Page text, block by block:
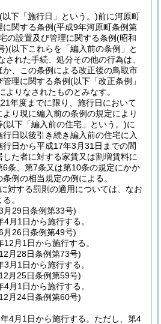
(以下「施行日」という。)前に河原町
関する条例(平成9年河原町条例第
の設置及び管理に関する条例(昭和
)(以下これらを「編入前の条例」と
された手続、処分その他の行為は、
、この条例による改正後の鳥取市
理に関する条例(以下「改正条例」
よりなされたものとみなす。
年度までに限り、施行日において
り現に編入前の条例の規定により
(以下「編入前の住宅」という。)に
行日以後引き続き編入前の住宅に入
行日から平成17年3月31日までの間
た者に対する家賃又は割増賃料に
条、第7条又は第10条の規定にかか
例の相当規定の例による。
対する罰則の適用については、なお
。
月29日条例第33号)
月1日から施行する。
月26日条例第49号)
月1日から施行する。
月28日条例第73号)
月1日から施行する。
月25日条例第59号)
月1日から施行する。
月24日条例第60号)
4月1日から施行する。 ただし、第4